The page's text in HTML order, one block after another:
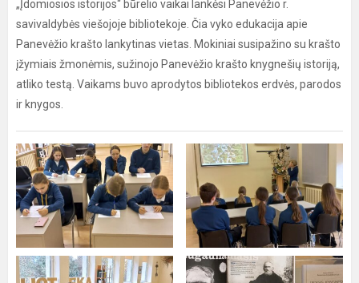
„Įdomiosios istorijos“ būrelio vaikai lankėsi Panevėžio r.
savivaldybės viešojoje bibliotekoje. Čia vyko edukacija apie
Panevėžio krašto lankytinas vietas. Mokiniai susipažino su krašto
įžymiais žmonėmis, sužinojo Panevėžio krašto knygnešių istoriją,
atliko testą. Vaikams buvo aprodytos bibliotekos erdvės, parodos
ir knygos.